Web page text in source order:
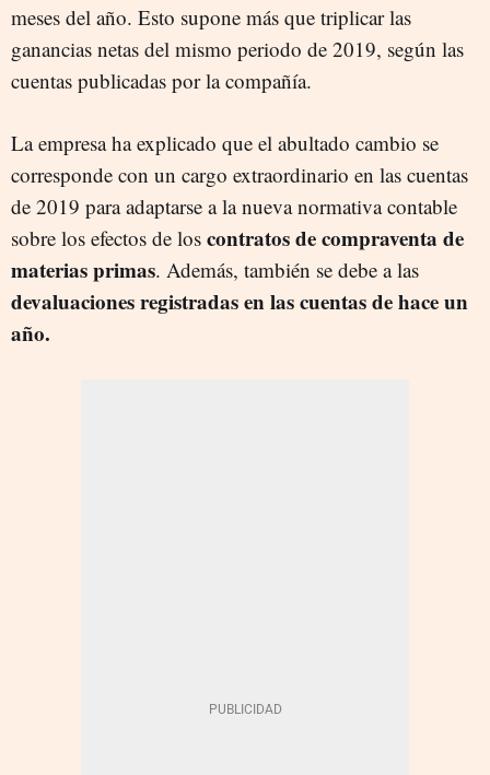
meses del año. Esto supone más que triplicar las
ganancias netas del mismo periodo de 2019, según las
cuentas publicadas por la compañía.
La empresa ha explicado que el abultado cambio se
corresponde con un cargo extraordinario en las cuentas
de 2019 para adaptarse a la nueva normativa contable
sobre los efectos de los contratos de compraventa de
materias primas. Además, también se debe a las
devaluaciones registradas en las cuentas de hace un
año.